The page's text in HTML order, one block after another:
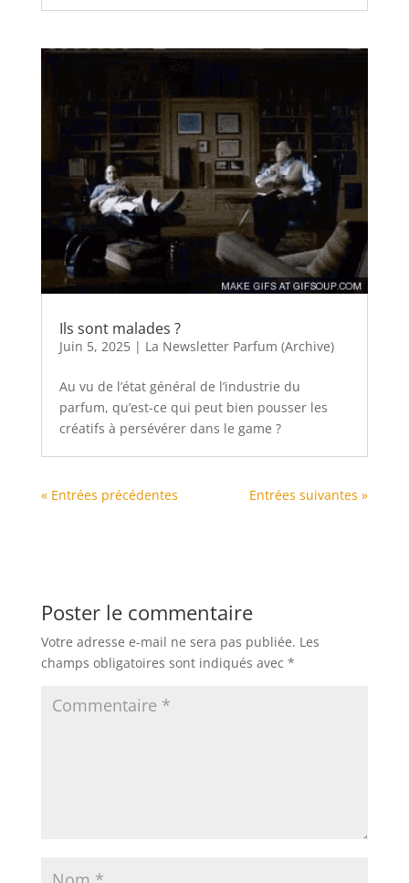
Ils sont malades ?
Juin 5, 2025| La Newsletter Parfum (Archive)
Au vu de l’état général de l’industrie du
parfum, qu’est-ce qui peut bien pousser les
créatifs à persévérer dans le game ?
« Entrées précédentes Entrées suivantes »
Poster le commentaire
Votre adresse e-mail ne sera pas publiée. Les
champs obligatoires sont indiqués avec *